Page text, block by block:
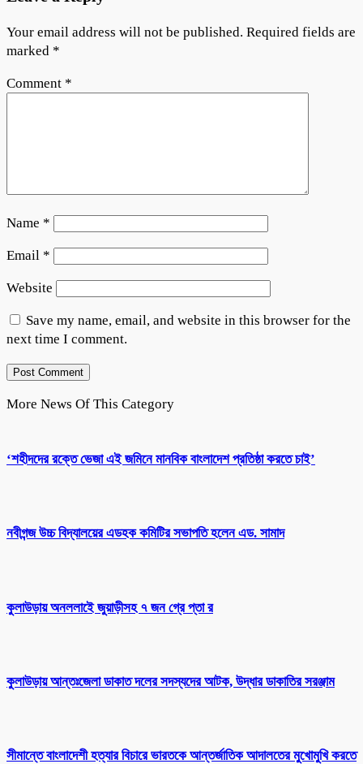
Your email address will not be published. Required fields are
marked *
Comment *
Name *
Email *
Website
Save my name, email, and website in this browser for the
next time I comment.
More News Of This Category
‘শহীদদের রক্তে ভেজা এই জমিনে মানবিক বাংলাদেশ প্রতিষ্ঠা করতে চাই’
নবীগন্জ উচ্চ বিদ্যালয়ের এডহক কমিটির সভাপতি হলেন এড. সামাদ
কুলাউড়ায় অনললাইে জুয়াড়ীসহ ৭ জন গ্রে প্তা র
কুলাউড়ায় আন্তঃজেলা ডাকাত দলের সদস্যদের আটক, উদ্ধার ডাকাতির সরঞ্জাম
সীমান্তে বাংলাদেশী হত্যার বিচারে ভারতকে আন্তর্জাতিক আদালতের মুখোমুখি করতে